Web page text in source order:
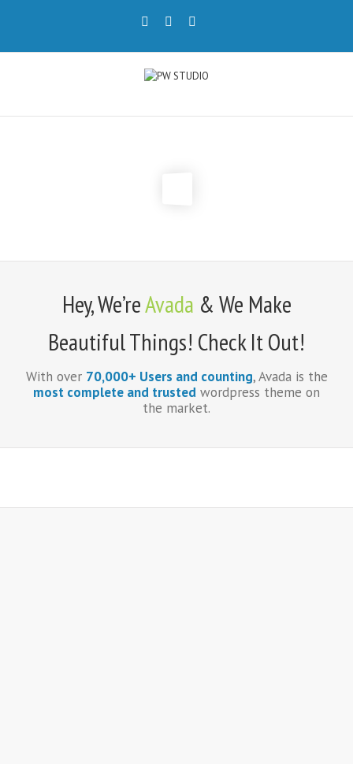
Hey, We’reAvada & We Make
Beautiful Things! Check It Out!
With over 70,000+ Users and counting, Avada is the
most complete and trusted wordpress theme on
the market.